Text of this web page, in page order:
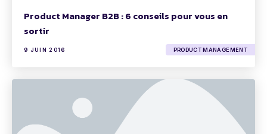
Product Manager B2B : 6 conseils pour vous en
sortir
9 JUIN 2016 PRODUCT MANAGEMENT